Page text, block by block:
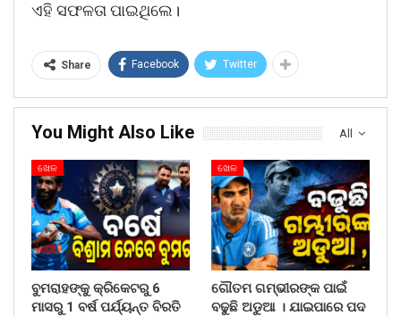
ଏହି ସଫଳତା ପାଇଥିଲେ।
Share Facebook Twitter
All
You Might Also Like
ଖେଳ
ବୁମରାହଙ୍କୁ କ୍ରିକେଟରୁ 6
ମାସରୁ 1 ବର୍ଷ ପର୍ଯ୍ୟନ୍ତ ବିରତି
ଖେଳ
ଗୌତମ ଗମ୍ଭୀରଙ୍କ ପାଇଁ
ବଢୁଛି ଅଡୁଆ । ଯାଇପାରେ ପଦ